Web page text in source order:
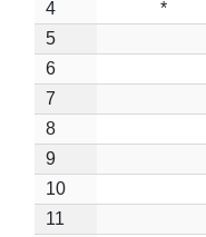
4
*
5
6
7
8
9
10
11